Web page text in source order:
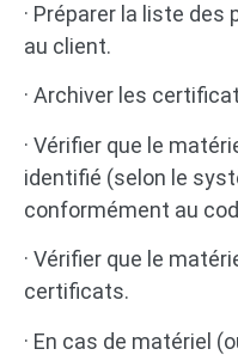
· Préparer la liste
au client.
· Archiver les
· Vérifier que le
identifié (selon le
conformément au
· Vérifier que le
certificats.
· En cas de matériel